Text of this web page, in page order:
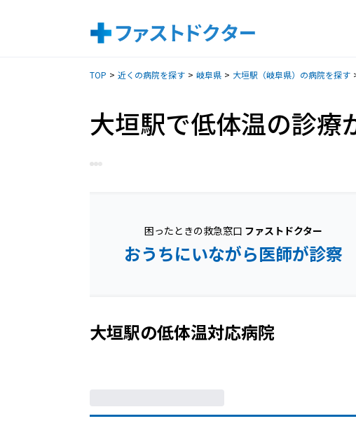
TOP 近くの病院を探す 岐阜県 大垣駅（岐阜県）の病院を探す
大垣駅で低体温の診療
困ったときの救急窓口 ファストドクター
おうちにいながら医師が診察
大垣駅の低体温対応病院